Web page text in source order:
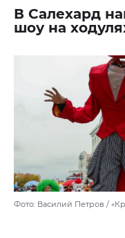
В Салехард
шоу на
Фото: Василий Петров /